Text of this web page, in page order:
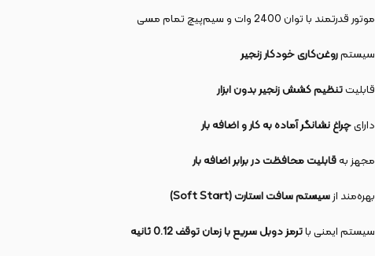
موتور قدرتمند با توان 2400 وات و سیم‌پیچ تمام مسی
سیستمروغن‌کاری خودکار زنجیر
قابلیتتنظیم کشش زنجیر بدون ابزار
دارایچراغ نشانگر آماده به کار و اضافه بار
مجهز بهقابلیت محافظت در برابر اضافه بار
بهره‌مند ازسیستم سافت استارت (Soft Start)
سیستم ایمنی باترمز دوبل سریع با زمان توقف 0.12 ثانیه